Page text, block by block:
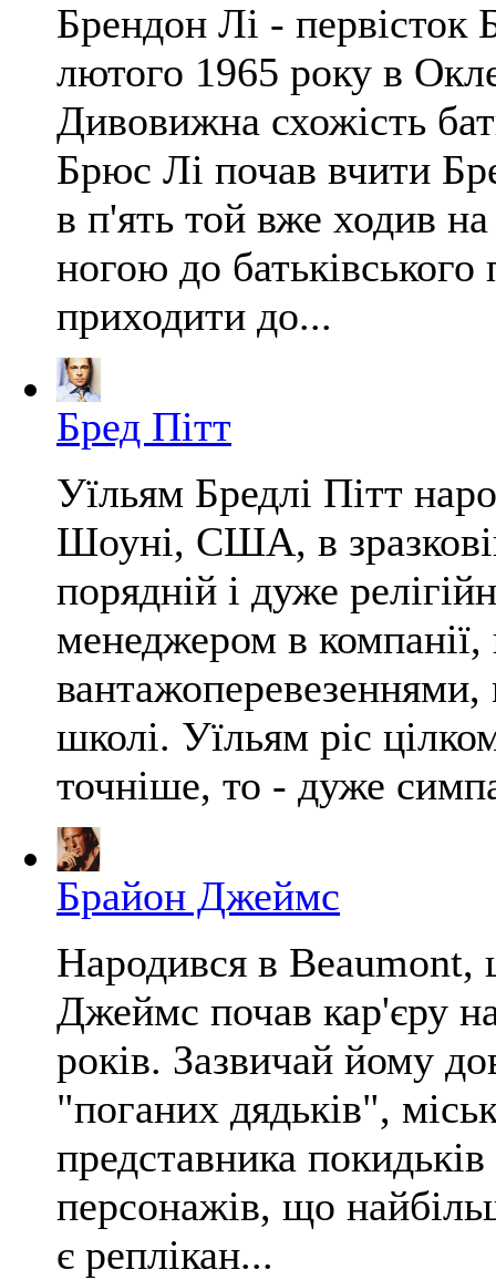
Брендон Лі - первісток
лютого 1965 року в
Дивовижна схожість
Брюс Лі почав вчити
в п'ять той вже ходив на
ногою до батьківського
приходити до...
Бред Пітт
Уїльям Бредлі Пітт
Шоуні, США, в
порядній і дуже
менеджером в
школі. Уїльям ріс
точніше, то - дуже
Брайон Джеймс
Народився в
Джеймс почав кар'єру
років. Зазвичай йому
"поганих дядьків",
представника
персонажів, що
є реплікан...